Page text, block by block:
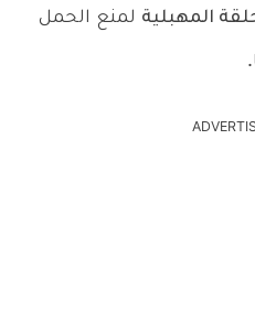
المهبلية لمنع الحمل